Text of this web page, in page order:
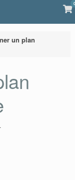
0
un plan